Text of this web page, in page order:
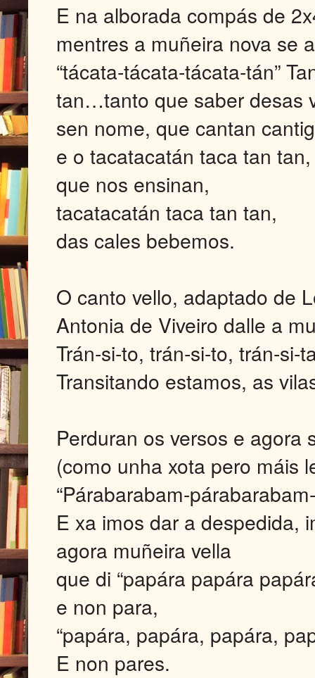
E na alborada compás de
mentres a muñeira nova se
“tácata-tácata-tácata-tán”
tan…tanto que saber desas
sen nome, que cantan
e o tacatacatán taca tan tan,
que nos ensinan,
tacatacatán taca tan tan,
das cales bebemos.
O canto vello, adaptado de
Antonia de Viveiro dalle a
Trán-si-to, trán-si-to, trán-si-
Transitando estamos, as
Perduran os versos e agora
(como unha xota pero máis
“Párabarabam-
E xa imos dar a despedida,
agora muñeira vella
que di “papára papára
e non para,
“papára, papára, papára,
E non pares.